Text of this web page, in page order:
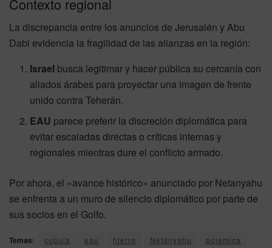
La discrepancia entre los anuncios de Jerusalén y Abu
Dabi evidencia la fragilidad de las alianzas en la región:
Israel busca legitimar y hacer pública su cercanía con
aliados árabes para proyectar una imagen de frente
unido contra Teherán.
EAU parece preferir la discreción diplomática para
evitar escaladas directas o críticas internas y
regionales mientras dure el conflicto armado.
Por ahora, el «avance histórico» anunciado por Netanyahu
se enfrenta a un muro de silencio diplomático por parte de
sus socios en el Golfo.
Temas: cupula eau hierro Netanyahu polemica